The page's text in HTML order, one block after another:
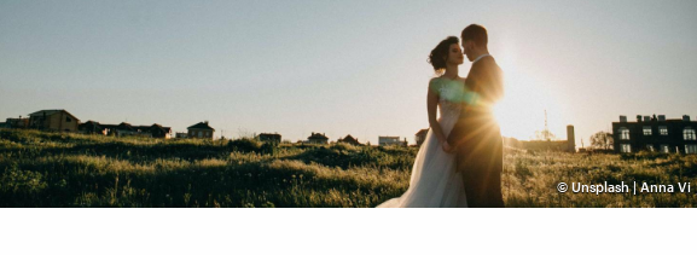
©Unsplash | Anna Vi